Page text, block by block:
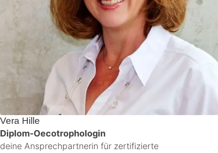
Vera Hille
Diplom-Oecotrophologin
deine Ansprechpartnerin für zertifizierte